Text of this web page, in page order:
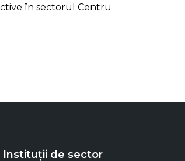
în sectorul Centru
Instituții de sector